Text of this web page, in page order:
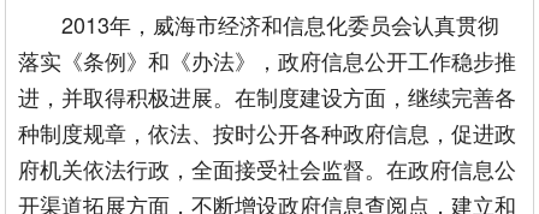
2013年，威海市经济和信息化委员会认真贯彻
落实《条例》和《办法》，政府信息公开工作稳步推
进，并取得积极进展。在制度建设方面，继续完善各
种制度规章，依法、按时公开各种政府信息，促进政
府机关依法行政，全面接受社会监督。在政府信息公
开渠道拓展方面，不断增设政府信息查阅点，建立和